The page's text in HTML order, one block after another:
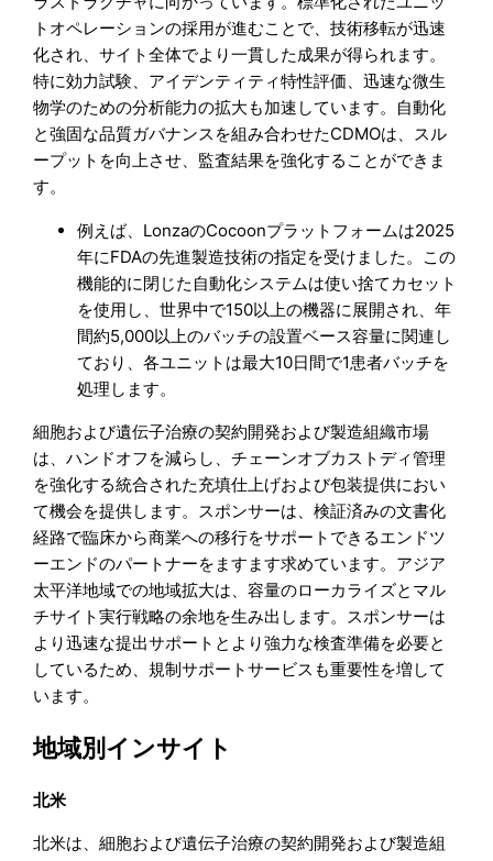
トオペレーションの採用が進むことで、技術移転が迅速
化され、サイト全体でより一貫した成果が得られます。
特に効力試験、アイデンティティ特性評価、迅速な微生
物学のための分析能力の拡大も加速しています。自動化
と強固な品質ガバナンスを組み合わせたCDMOは、スル
ープットを向上させ、監査結果を強化することができま
す。
例えば、LonzaのCocoonプラットフォームは2025
年にFDAの先進製造技術の指定を受けました。この
機能的に閉じた自動化システムは使い捨てカセット
を使用し、世界中で150以上の機器に展開され、年
間約5,000以上のバッチの設置ベース容量に関連し
ており、各ユニットは最大10日間で1患者バッチを
処理します。
細胞および遺伝子治療の契約開発および製造組織市場
は、ハンドオフを減らし、チェーンオブカストディ管理
を強化する統合された充填仕上げおよび包装提供におい
て機会を提供します。スポンサーは、検証済みの文書化
経路で臨床から商業への移行をサポートできるエンドツ
ーエンドのパートナーをますます求めています。アジア
太平洋地域での地域拡大は、容量のローカライズとマル
チサイト実行戦略の余地を生み出します。スポンサーは
より迅速な提出サポートとより強力な検査準備を必要と
しているため、規制サポートサービスも重要性を増して
います。
地域別インサイト
北米
北米は、細胞および遺伝子治療の契約開発および製造組